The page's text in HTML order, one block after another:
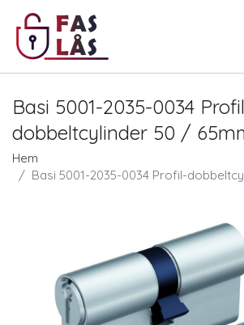
Basi 5001-2035-0034
dobbeltcylinder 50 /
Hem
Basi 5001-2035-0034 Profil-